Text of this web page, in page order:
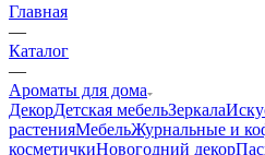
Главная
—
Каталог
—
Ароматы для дома
ДекорДетская мебельЗеркала
растенияМебельЖурнальные и
косметичкиНовогодний декор